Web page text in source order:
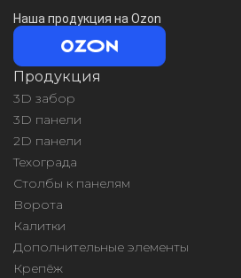
Наша продукция на Ozon
Продукция
3D забор
3D панели
2D панели
Техограда
Столбы к панелям
Ворота
Калитки
Дополнительные элементы
Крепёж